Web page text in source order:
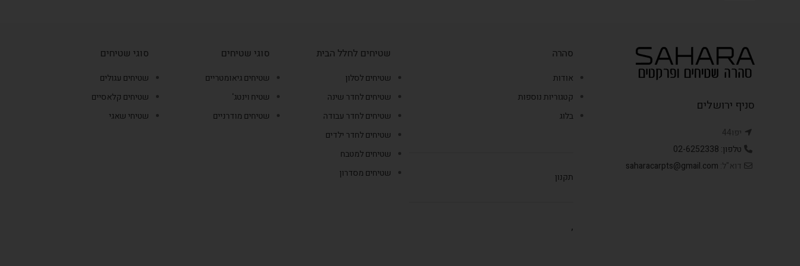
סניף ירושלים
יפו44
טלפון: 02-6252338
דוא"ל: saharacarpts@gmail.com
סהרה
אודות
קטגוריות נוספות
בלוג
תקנון
,
שטיחים לחלל הבית
שטיחים לסלון
שטיחים לחדר שינה
שטיחים לחדר עבודה
שטיחים לחדר ילדים
שטיחים למטבח
שטיחים מסדרון
סוגי שטיחים
שטיחים גיאומטריים
שטיח וינטג'
שטיחים מודרניים
סוגי שטיחים
שטיחים עגולים
שטיחים קלאסיים
שטיחי שאגי